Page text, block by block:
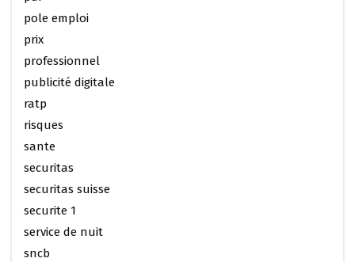
pole emploi
prix
professionnel
publicité digitale
ratp
risques
sante
securitas
securitas suisse
securite 1
service de nuit
sncb